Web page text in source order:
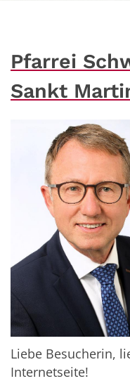
Pfarrei
Sankt
Liebe Besucherin,
Internetseite!